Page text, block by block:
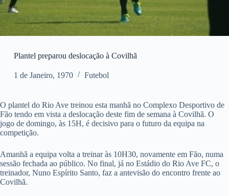
Plantel preparou deslocação à Covilhã
1 de Janeiro, 1970 Futebol
O plantel do Rio Ave treinou esta manhã no Complexo Desportivo de
Fão tendo em vista a deslocação deste fim de semana à Covilhã. O
jogo de domingo, às 15H, é decisivo para o futuro da equipa na
competição.
Amanhã a equipa volta a treinar às 10H30, novamente em Fão, numa
sessão fechada ao público. No final, já no Estádio do Rio Ave FC, o
treinador, Nuno Espírito Santo, faz a antevisão do encontro frente ao
Covilhã.